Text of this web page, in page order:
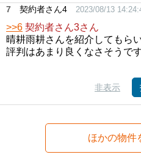
7 契約者さん4 2023/08/13
>>6 契約者さん3さん
晴耕雨耕さんを紹介してもら
評判はあまり良くなさそうで
非表示
ほかの物件